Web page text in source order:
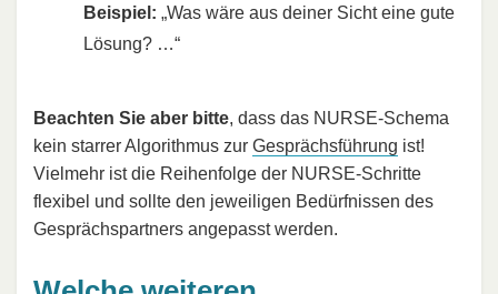
Beispiel: „Was wäre aus deiner Sicht eine gute
Lösung? …“
Beachten Sie aber bitte, dass das NURSE-Schema
kein starrer Algorithmus zur Gesprächsführung ist!
Vielmehr ist die Reihenfolge der NURSE-Schritte
flexibel und sollte den jeweiligen Bedürfnissen des
Gesprächspartners angepasst werden.